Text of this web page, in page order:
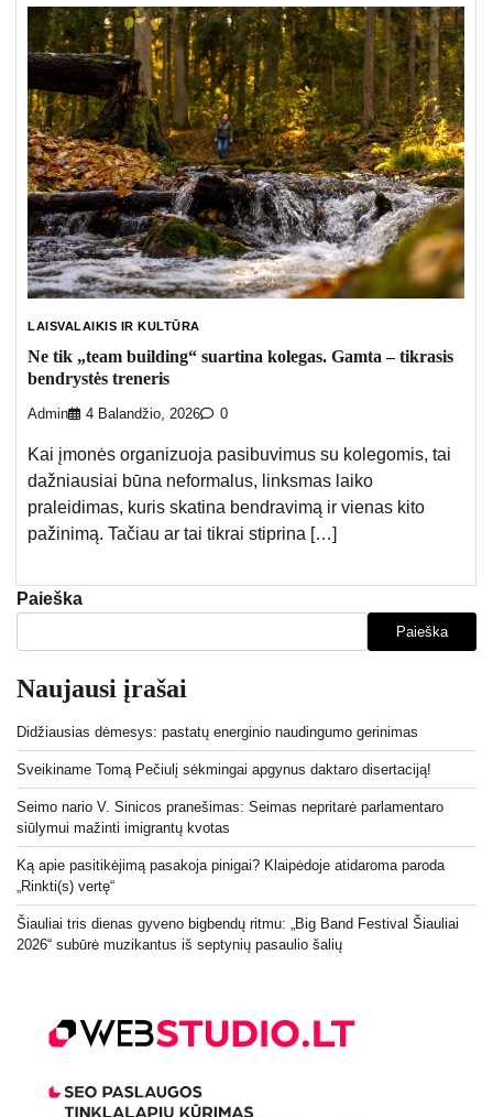
LAISVALAIKIS IR KULTŪRA
Ne tik „team building“ suartina kolegas. Gamta – tikrasis
bendrystės treneris
Admin 4 Balandžio, 2026 0
Kai įmonės organizuoja pasibuvimus su kolegomis, tai
dažniausiai būna neformalus, linksmas laiko
praleidimas, kuris skatina bendravimą ir vienas kito
pažinimą. Tačiau ar tai tikrai stiprina […]
Paieška
Paieška
Naujausi įrašai
Didžiausias dėmesys: pastatų energinio naudingumo gerinimas
Sveikiname Tomą Pečiulį sėkmingai apgynus daktaro disertaciją!
Seimo nario V. Sinicos pranešimas: Seimas nepritarė parlamentaro
siūlymui mažinti imigrantų kvotas
Ką apie pasitikėjimą pasakoja pinigai? Klaipėdoje atidaroma paroda
„Rinkti(s) vertę“
Šiauliai tris dienas gyveno bigbendų ritmu: „Big Band Festival Šiauliai
2026“ subūrė muzikantus iš septynių pasaulio šalių